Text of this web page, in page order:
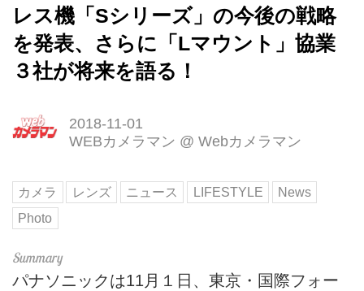
レス機「Sシリーズ」の今後の戦略
を発表、さらに「Lマウント」協業
３社が将来を語る！
2018-11-01
WEBカメラマン @ Webカメラマン
カメラ レンズ ニュース LIFESTYLE
News
Photo
パナソニックは11月１日、東京・国際フォー